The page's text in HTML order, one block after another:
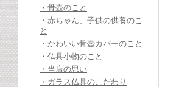
・骨壺のこと
・赤ちゃん、子供の供養のこ
と
・かわいい骨壺カバーのこと
・仏具小物のこと
・当店の思い
・ガラス仏具のこだわり